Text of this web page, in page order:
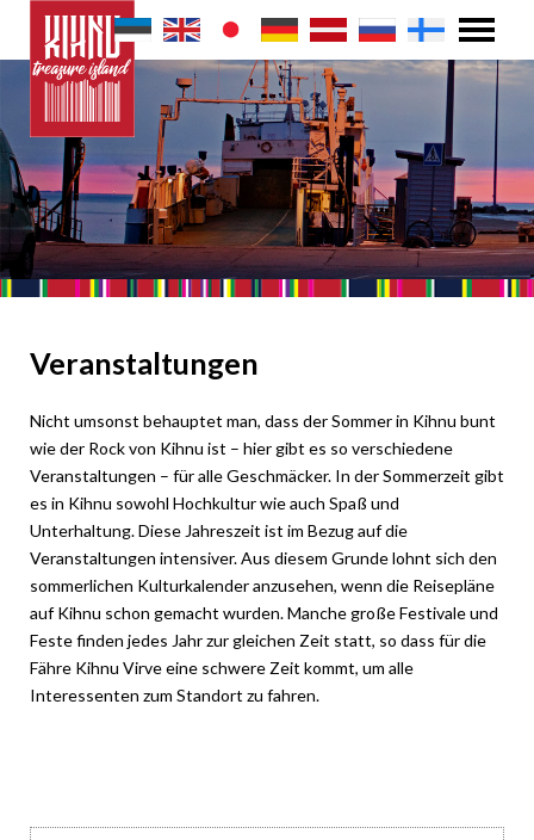
Veranstaltungen
Nicht umsonst behauptet man, dass der Sommer in Kihnu bunt
wie der Rock von Kihnu ist – hier gibt es so verschiedene
Veranstaltungen – für alle Geschmäcker. In der Sommerzeit gibt
es in Kihnu sowohl Hochkultur wie auch Spaß und
Unterhaltung. Diese Jahreszeit ist im Bezug auf die
Veranstaltungen intensiver. Aus diesem Grunde lohnt sich den
sommerlichen Kulturkalender anzusehen, wenn die Reisepläne
auf Kihnu schon gemacht wurden. Manche große Festivale und
Feste finden jedes Jahr zur gleichen Zeit statt, so dass für die
Fähre Kihnu Virve eine schwere Zeit kommt, um alle
Interessenten zum Standort zu fahren.